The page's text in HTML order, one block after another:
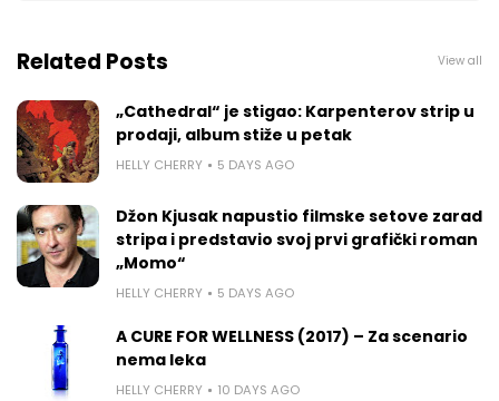
Related Posts View all
„Cathedral“ je stigao: Karpenterov strip u
prodaji, album stiže u petak
HELLY CHERRY 5 DAYS AGO
Džon Kjusak napustio filmske setove zarad
stripa i predstavio svoj prvi grafički roman
„Momo“
HELLY CHERRY 5 DAYS AGO
A CURE FOR WELLNESS (2017) – Za scenario
nema leka
HELLY CHERRY 10 DAYS AGO